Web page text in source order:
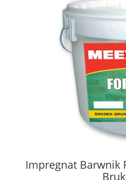
Impregnat Barwnik